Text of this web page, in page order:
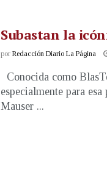
Subastan la
por Redacción Diario La Página
Conocida como
especialmente para
Mauser ...